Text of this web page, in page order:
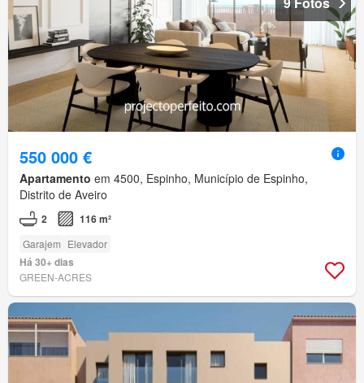
550 000 €
Apartamento em 4500, Espinho, Município de Espinho,
Distrito de Aveiro
2 116 m²
Garajem Elevador
Há 30+ dias
GREEN-ACRES